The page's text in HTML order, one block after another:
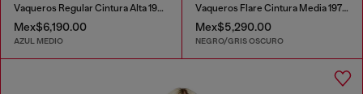
Vaqueros Regular Cintura Alta 1981 D-Went
Mex$6,190.00
AZUL MEDIO
Vaqueros Flare Cintura Media 1978 D-Akemi
Mex$5,290.00
NEGRO/GRIS OSCURO